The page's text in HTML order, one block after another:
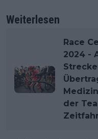
Weiterlesen
Race
2024 -
der